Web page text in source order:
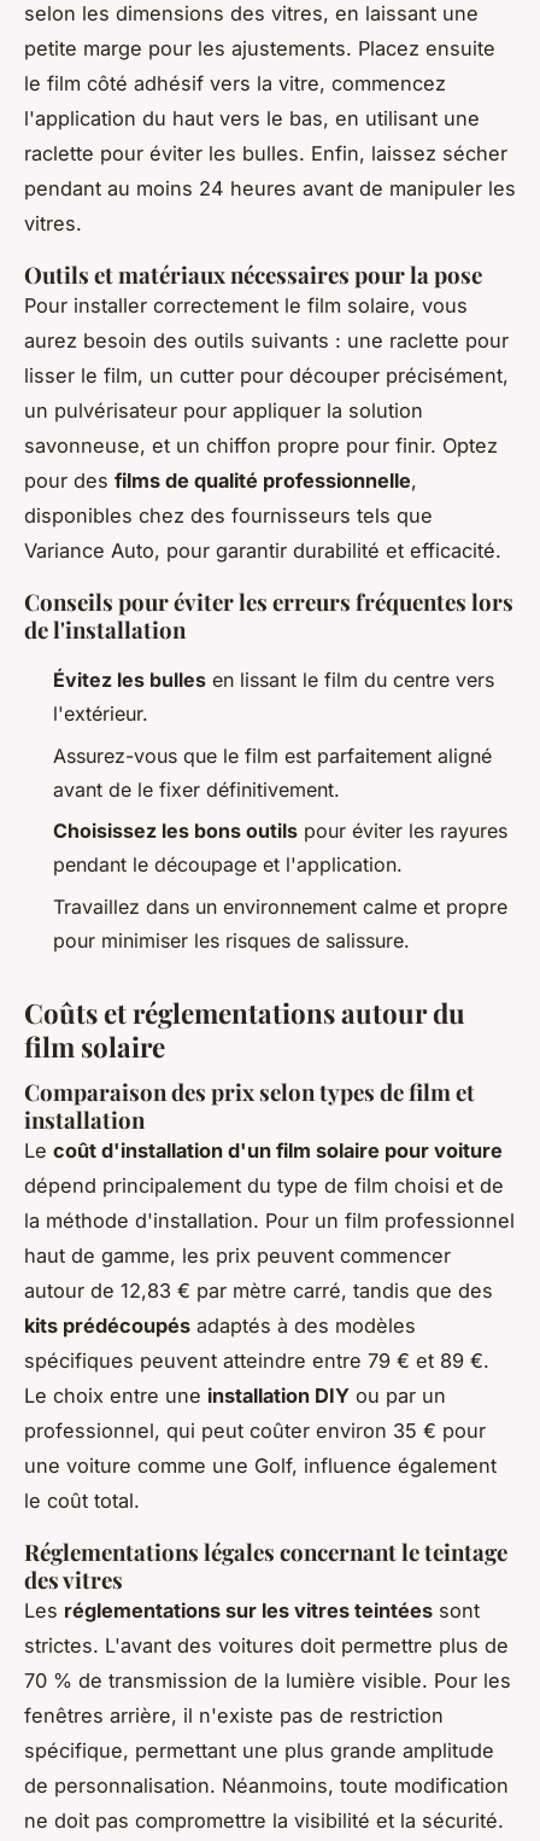
selon les dimensions des vitres, en laissant une
petite marge pour les ajustements. Placez ensuite
le film côté adhésif vers la vitre, commencez
l'application du haut vers le bas, en utilisant une
raclette pour éviter les bulles. Enfin, laissez sécher
pendant au moins 24 heures avant de manipuler les
vitres.
Outils et matériaux nécessaires pour la pose
Pour installer correctement le film solaire, vous
aurez besoin des outils suivants : une raclette pour
lisser le film, un cutter pour découper précisément,
un pulvérisateur pour appliquer la solution
savonneuse, et un chiffon propre pour finir. Optez
pour des films de qualité professionnelle,
disponibles chez des fournisseurs tels que
Variance Auto, pour garantir durabilité et efficacité.
Conseils pour éviter les erreurs fréquentes lors
de l'installation
Évitez les bulles en lissant le film du centre vers
l'extérieur.
Assurez-vous que le film est parfaitement aligné
avant de le fixer définitivement.
Choisissez les bons outils pour éviter les rayures
pendant le découpage et l'application.
Travaillez dans un environnement calme et propre
pour minimiser les risques de salissure.
Coûts et réglementations autour du
film solaire
Comparaison des prix selon types de film et
installation
Le coût d'installation d'un film solaire pour voiture
dépend principalement du type de film choisi et de
la méthode d'installation. Pour un film professionnel
haut de gamme, les prix peuvent commencer
autour de 12,83 € par mètre carré, tandis que des
kits prédécoupés adaptés à des modèles
spécifiques peuvent atteindre entre 79 € et 89 €.
Le choix entre une installation DIY ou par un
professionnel, qui peut coûter environ 35 € pour
une voiture comme une Golf, influence également
le coût total.
Réglementations légales concernant le teintage
des vitres
Les réglementations sur les vitres teintées sont
strictes. L'avant des voitures doit permettre plus de
70 % de transmission de la lumière visible. Pour les
fenêtres arrière, il n'existe pas de restriction
spécifique, permettant une plus grande amplitude
de personnalisation. Néanmoins, toute modification
ne doit pas compromettre la visibilité et la sécurité.